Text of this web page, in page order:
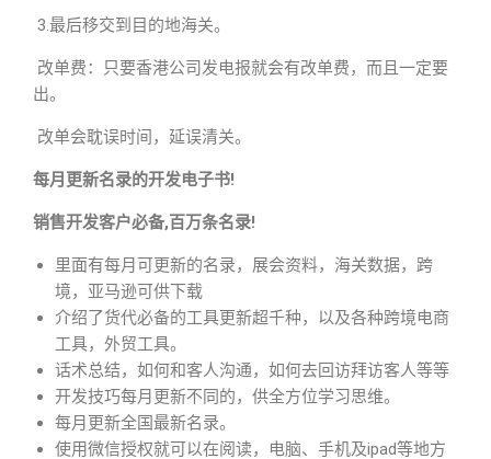
3.最后移交到目的地海关。
改单费：只要香港公司发电报就会有改单费，而且一定要
出。
改单会耽误时间，延误清关。
每月更新名录的开发电子书!
销售开发客户必备,百万条名录!
里面有每月可更新的名录，展会资料，海关数据，跨
境，亚马逊可供下载
介绍了货代必备的工具更新超千种，以及各种跨境电商
工具，外贸工具。
话术总结，如何和客人沟通，如何去回访拜访客人等等
开发技巧每月更新不同的，供全方位学习思维。
每月更新全国最新名录。
使用微信授权就可以在阅读，电脑、手机及ipad等地方